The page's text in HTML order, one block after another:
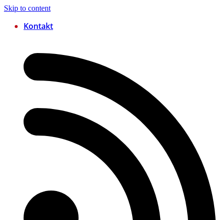
Skip to content
Kontakt